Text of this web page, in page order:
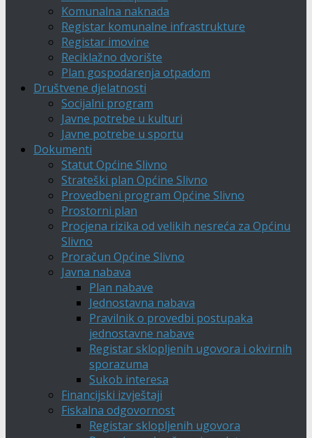
Komunalna naknada
Registar komunalne infrastrukture
Registar imovine
Reciklažno dvorište
Plan gospodarenja otpadom
Društvene djelatnosti
Socijalni program
Javne potrebe u kulturi
Javne potrebe u sportu
Dokumenti
Statut Općine Slivno
Strateški plan Općine Slivno
Provedbeni program Općine Slivno
Prostorni plan
Procjena rizika od velikih nesreća za Općinu
Slivno
Proračun Općine Slivno
Javna nabava
Plan nabave
Jednostavna nabava
Pravilnik o provedbi postupaka
jednostavne nabave
Registar sklopljenih ugovora i okvirnih
sporazuma
Sukob interesa
Financijski izvještaji
Fiskalna odgovornost
Registar sklopljenih ugovora